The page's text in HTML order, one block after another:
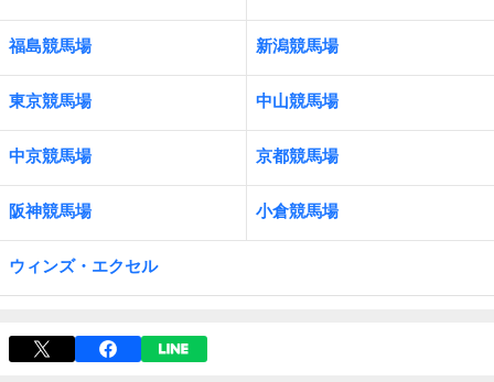
福島競馬場 新潟競馬場
東京競馬場 中山競馬場
中京競馬場 京都競馬場
阪神競馬場 小倉競馬場
ウィンズ・エクセル